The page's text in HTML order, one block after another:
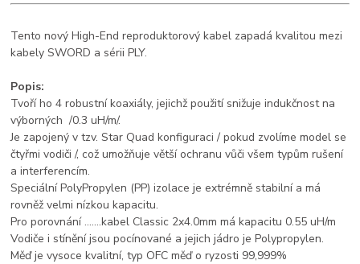
Tento nový High-End reproduktorový kabel zapadá kvalitou mezi
kabely SWORD a sérii PLY.
Popis:
Tvoří ho 4 robustní koaxiály, jejichž použití snižuje indukčnost na
výborných /0.3 uH/m/.
Je zapojený v tzv. Star Quad konfiguraci / pokud zvolíme model se
čtyřmi vodiči /, což umožňuje větší ochranu vůči všem typům rušení
a interferencím.
Speciální PolyPropylen (PP) izolace je extrémně stabilní a má
rovněž velmi nízkou kapacitu.
Pro porovnání …….kabel Classic 2x4.0mm má kapacitu 0.55 uH/m
Vodiče i stínění jsou pocínované a jejich jádro je Polypropylen.
Měď je vysoce kvalitní, typ OFC měď o ryzosti 99,999%